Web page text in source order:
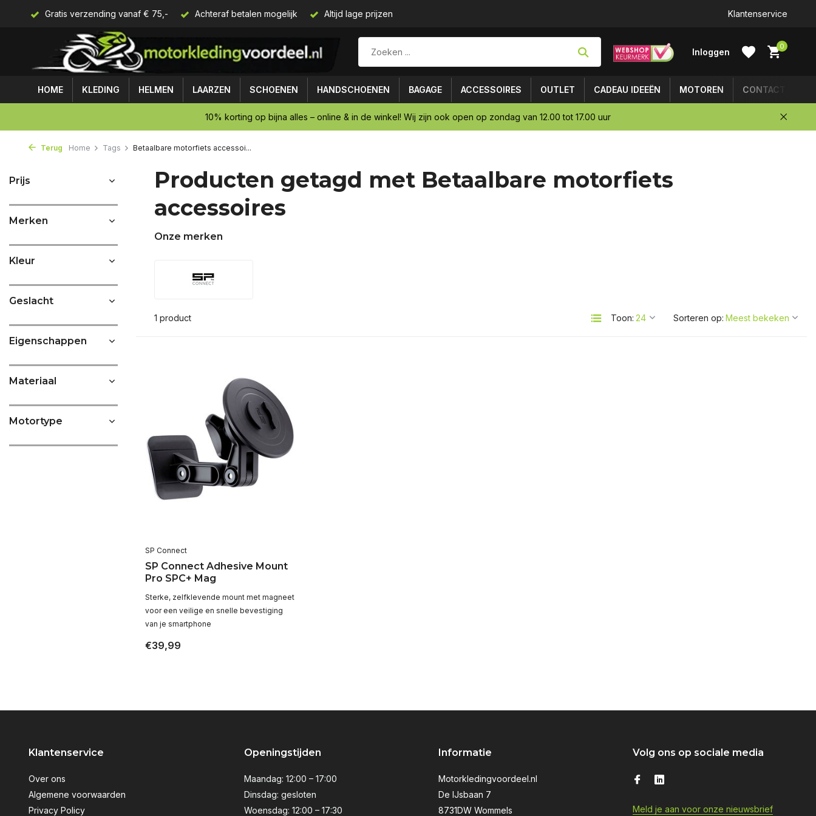
Gratis verzending vanaf € 75,- Achteraf betalen mogelijk Altijd lage prijzen Klantenservice
Inloggen
aanmaken
0
HOME KLEDING HELMEN LAARZEN SCHOENEN HANDSCHOENEN BAGAGE ACCESSOIRES OUTLET CADEAU IDEEËN MOTOREN CONTACT
10% korting op bijna alles – online & in de winkel! Wij zijn ook open op zondag van 12.00 tot 17.00 uur
Terug Home Tags Betaalbare motorfiets accessoi...
Prijs
Merken
Kleur
Geslacht
Eigenschappen
Materiaal
Motortype
Producten getagd met Betaalbare motorfiets
accessoires
Onze merken
1 product Toon: Sorteren op:
SP Connect
SP Connect Adhesive Mount
Pro SPC+ Mag
Sterke, zelfklevende mount met magneet
voor een veilige en snelle bevestiging
van je smartphone
€39,99
Klantenservice
Over ons
Algemene voorwaarden
Privacy Policy
Openingstijden
Maandag: 12:00 – 17:00
Dinsdag: gesloten
Woensdag: 12:00 – 17:30
Informatie
Motorkledingvoordeel.nl
De IJsbaan 7
8731DW Wommels
Volg ons op sociale media
Meld je aan voor onze nieuwsbrief